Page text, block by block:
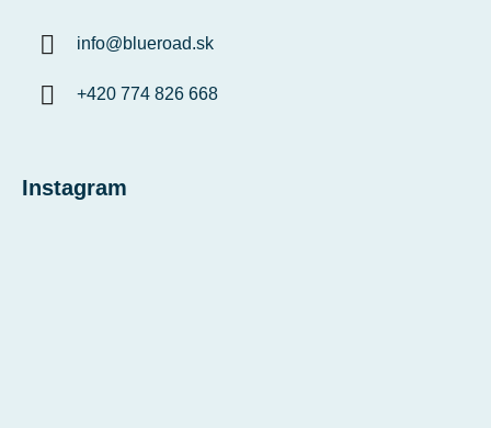
info@blueroad.sk
+420 774 826 668
Instagram